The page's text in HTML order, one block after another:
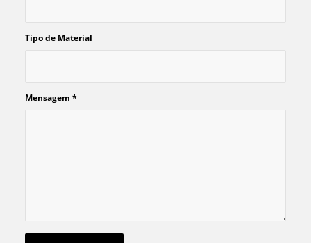
Tipo de Material
Mensagem *